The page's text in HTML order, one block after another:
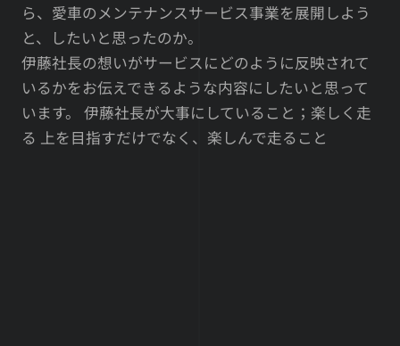
ら、愛車のメンテナンスサービス事業を展開しよう
と、したいと思ったのか。
伊藤社長の想いがサービスにどのように反映されて
いるかをお伝えできるような内容にしたいと思って
います。 伊藤社長が大事にしていること；楽しく走
る 上を目指すだけでなく、楽しんで走ること